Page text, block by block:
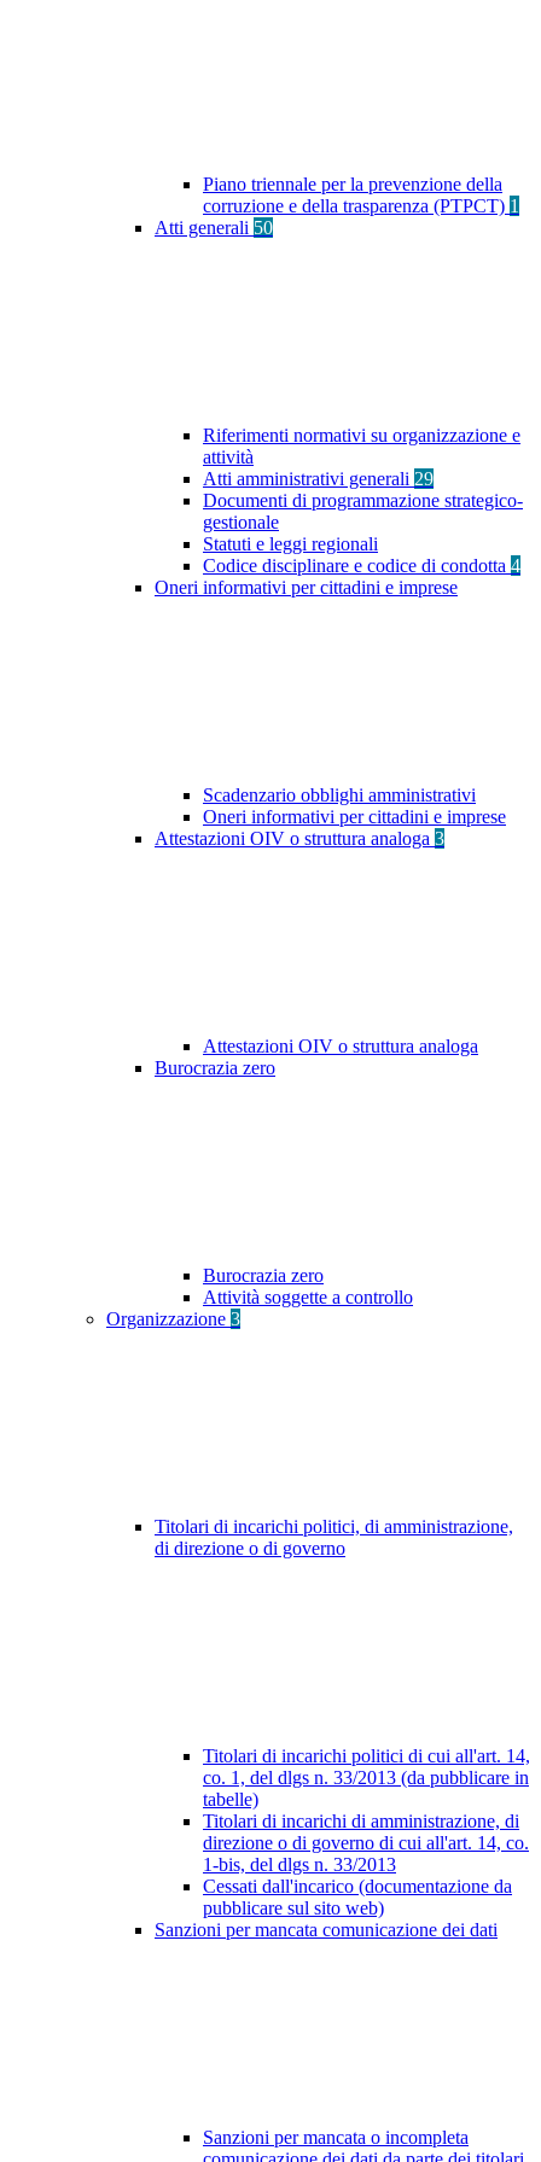
Piano triennale per la prevenzione della
corruzione e della trasparenza (PTPCT) 1
Atti generali 50
Riferimenti normativi su organizzazione e
attività
Atti amministrativi generali 29
Documenti di programmazione strategico-
gestionale
Statuti e leggi regionali
Codice disciplinare e codice di condotta 4
Oneri informativi per cittadini e imprese
Scadenzario obblighi amministrativi
Oneri informativi per cittadini e imprese
Attestazioni OIV o struttura analoga 3
Attestazioni OIV o struttura analoga
Burocrazia zero
Burocrazia zero
Attività soggette a controllo
Organizzazione 3
Titolari di incarichi politici, di amministrazione,
di direzione o di governo
Titolari di incarichi politici di cui all'art. 14,
co. 1, del dlgs n. 33/2013 (da pubblicare in
tabelle)
Titolari di incarichi di amministrazione, di
direzione o di governo di cui all'art. 14, co.
1-bis, del dlgs n. 33/2013
Cessati dall'incarico (documentazione da
pubblicare sul sito web)
Sanzioni per mancata comunicazione dei dati
Sanzioni per mancata o incompleta